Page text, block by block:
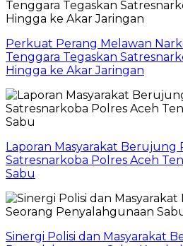
Perkuat Perang Melawan
Tenggara Tegaskan
Hingga ke Akar Jaringan
Laporan Masyarakat Berujung
Satresnarkoba Polres Aceh
Sabu
Sinergi Polisi dan Masyarakat